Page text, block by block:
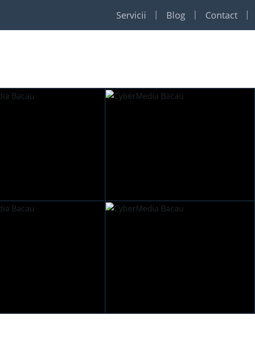
Servicii
Foto Video
Blog Contact